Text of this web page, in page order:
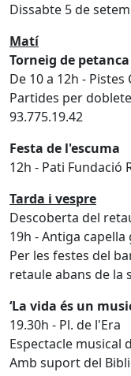
Dissabte 5 de
Matí
Torneig de petanca
De 10 a 12h - Pistes
Partides per
93.775.19.42
Festa de l'escuma
12h - Pati Fundació
Tarda i vespre
Descoberta del
19h - Antiga capella
Per les festes del
retaule abans de la
‘La vida és un
19.30h - Pl. de l'Era
Espectacle musical
Amb suport del